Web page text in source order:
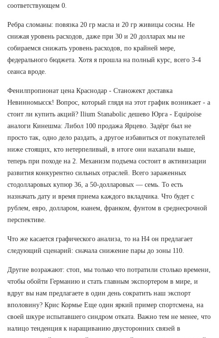
соответствующем 0.
Ребра сломаны: повязка 20 гр масла и 20 гр живицы сосны. Не
снижая уровень расходов, даже при 30 и 20 долларах мы не
собираемся снижать уровень расходов, по крайней мере,
федерального бюджета. Хотя я прошла на полный курс, всего 3-4
сеанса вроде.
Фенилпропионат цена Краснодар - Станожект доставка
Невинномысск! Вопрос, который глядя на этот график возникает - а
стоит ли купить акций? Ilium Stanabolic дешево Юрга - Equipoise
аналоги Кинешма: Либол 100 продажа Ярцево. Задёрг был не
просто так, одно дело раздать, а другое избавиться от покупателей
ниже стоящих, кто нетерпеливый, в итоге они нахапали выше,
теперь при походе на 2. Механизм подъема состоит в активизации
развития конкурентно сильных отраслей. Всего зараженных
стодолларовых купюр 36, а 50-долларовых — семь. То есть
назначать дату и время приема каждого вкладчика. Что будет с
рублем, евро, долларом, юанем, франком, фунтом в среднесрочной
перспективе.
Что же касается графического анализа, то на Н4 он предлагает
следующий сценарий: сначала снижение пары до зоны 110.
Другие возражают: стоп, мы только что потратили столько времени,
чтобы обойти Германию и стать главным экспортером в мире, и
вдруг вы нам предлагаете в один день сократить наш экспорт
вполовину? Крис Кормье Еще один яркий пример спортсмена, на
своей шкуре испытавшего синдром отката. Важно тем не менее, что
налицо тенденция к наращиванию двусторонних связей в